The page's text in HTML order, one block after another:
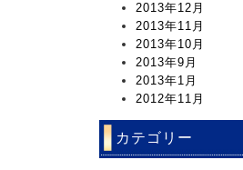
2013年12月
2013年11月
2013年10月
2013年9月
2013年1月
2012年11月
カテゴリー